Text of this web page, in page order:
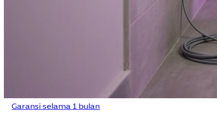
Garansi selama 1 bulan